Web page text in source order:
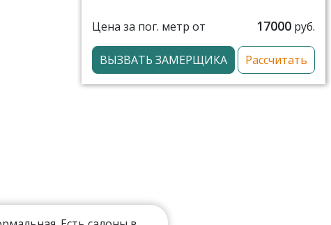
Цена за пог. метр от 17000 руб.
ВЫЗВАТЬ ЗАМЕРЩИКА Рассчитать